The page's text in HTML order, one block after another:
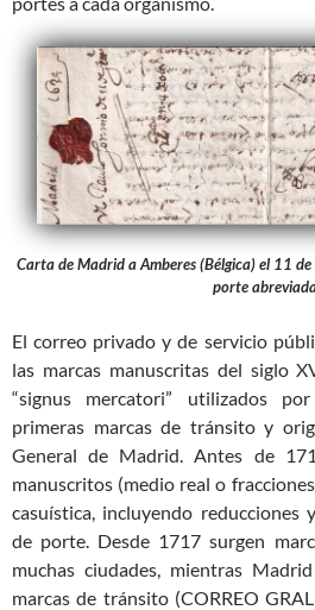
Carta de Madrid a Amberes (Bélgica) el 11
porte
El correo privado y de servicio
las marcas manuscritas del siglo
“signus mercatori” utilizados
primeras marcas de tránsito y
General de Madrid. Antes de
manuscritos (medio real o
casuística, incluyendo reducciones
de porte. Desde 1717 surgen
muchas ciudades, mientras
marcas de tránsito (CORREO